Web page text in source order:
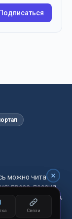
Подписаться
можно читать
проза, поэзия,
удобная читалка,
Связи
Связи